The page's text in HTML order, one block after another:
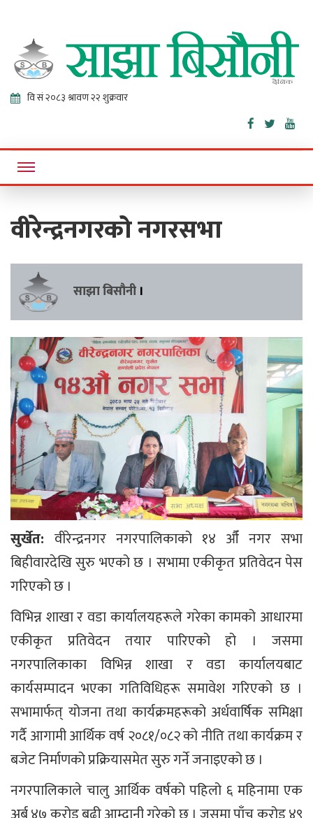
Sajha
Bisaunee
Online News Portal
वीरेन्द्रनगरको नगरसभा
साझा बिसौनी ।
सुर्खेत: वीरेन्द्रनगर नगरपालिकाको १४ औँ नगर सभा
बिहीवारदेखि सुरु भएको छ । सभामा एकीकृत प्रतिवेदन पेस
गरिएको छ ।
विभिन्न शाखा र वडा कार्यालयहरूले गरेका कामको आधारमा
एकीकृत प्रतिवेदन तयार पारिएको हो । जसमा
नगरपालिकाका विभिन्न शाखा र वडा कार्यालयबाट
कार्यसम्पादन भएका गतिविधिहरू समावेश गरिएको छ ।
सभामार्फत् योजना तथा कार्यक्रमहरूको अर्धवार्षिक समिक्षा
गर्दै आगामी आर्थिक वर्ष २०८१/०८२ को नीति तथा कार्यक्रम र
बजेट निर्माणको प्रक्रियासमेत सुरु गर्ने जनाइएको छ ।
नगरपालिकाले चालु आर्थिक वर्षको पहिलो ६ महिनामा एक